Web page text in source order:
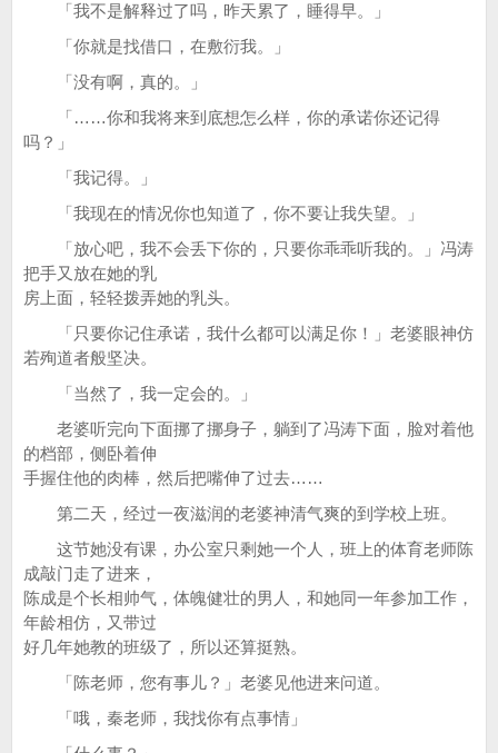
「我不是解释过了吗，昨天累了，睡得早。」
「你就是找借口，在敷衍我。」
「没有啊，真的。」
「……你和我将来到底想怎么样，你的承诺你还记得
吗？」
「我记得。」
「我现在的情况你也知道了，你不要让我失望。」
「放心吧，我不会丢下你的，只要你乖乖听我的。」冯涛
把手又放在她的乳
房上面，轻轻拨弄她的乳头。
「只要你记住承诺，我什么都可以满足你！」老婆眼神仿
若殉道者般坚决。
「当然了，我一定会的。」
老婆听完向下面挪了挪身子，躺到了冯涛下面，脸对着他
的档部，侧卧着伸
手握住他的肉棒，然后把嘴伸了过去……
第二天，经过一夜滋润的老婆神清气爽的到学校上班。
这节她没有课，办公室只剩她一个人，班上的体育老师陈
成敲门走了进来，
陈成是个长相帅气，体魄健壮的男人，和她同一年参加工作，
年龄相仿，又带过
好几年她教的班级了，所以还算挺熟。
「陈老师，您有事儿？」老婆见他进来问道。
「哦，秦老师，我找你有点事情」